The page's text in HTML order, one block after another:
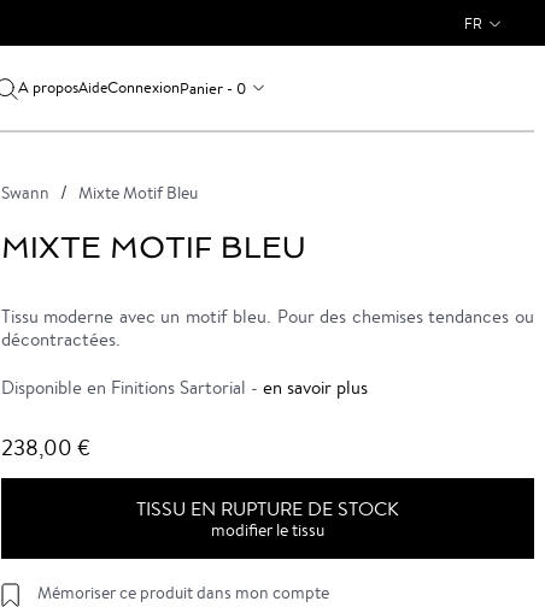
FR
A proposAideConnexionPanier - 0
Swann Mixte Motif Bleu
MIXTE MOTIF BLEU
Tissu moderne avec un motif bleu. Pour des chemises tendances ou
décontractées.
Disponible en Finitions Sartorial - en savoir plus
238,00 €
TISSU EN RUPTURE DE STOCK
modifier le tissu
Mémoriser ce produit dans mon compte